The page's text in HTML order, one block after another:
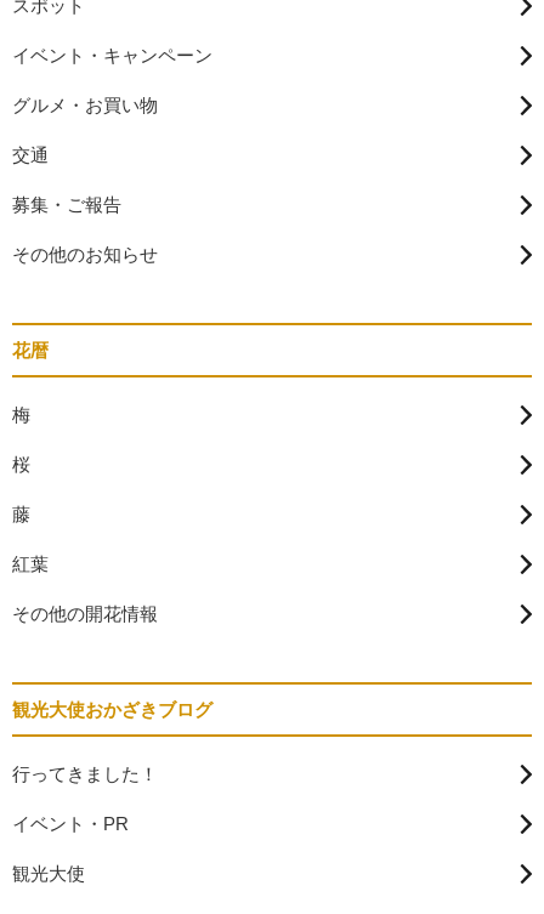
スポット
イベント・キャンペーン
グルメ・お買い物
交通
募集・ご報告
その他のお知らせ
花暦
梅
桜
藤
紅葉
その他の開花情報
観光大使おかざきブログ
行ってきました！
イベント・PR
観光大使